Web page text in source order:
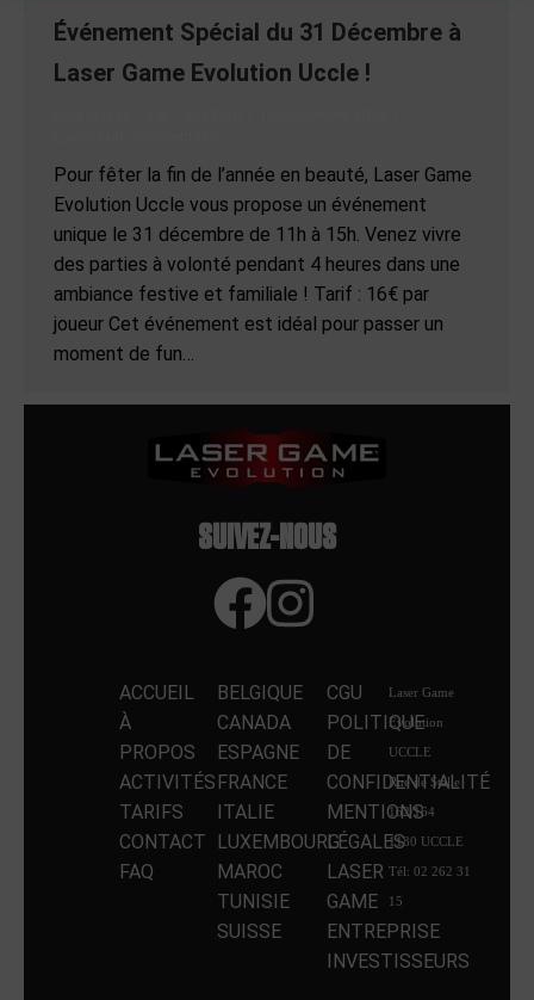
Événement Spécial du 31 Décembre à
Laser Game Evolution Uccle !
Pour fêter la fin de l’année en beauté, Laser Game
Evolution Uccle vous propose un événement
unique le 31 décembre de 11h à 15h. Venez vivre
des parties à volonté pendant 4 heures dans une
ambiance festive et familiale ! Tarif : 16€ par
joueur Cet événement est idéal pour passer un
moment de fun…
SUIVEZ-NOUS
ACCUEIL
À
PROPOS
ACTIVITÉS
TARIFS
CONTACT
FAQ
BELGIQUE
CANADA
ESPAGNE
FRANCE
ITALIE
LUXEMBOURG
MAROC
TUNISIE
SUISSE
CGU
POLITIQUE
DE
CONFIDENTIALITÉ
MENTIONS
LÉGALES
LASER
GAME
ENTREPRISE
INVESTISSEURS
Laser Game
Evolution
UCCLE
Rue de Stalle
162/164
1180 UCCLE
Tél: 02 262 31
15